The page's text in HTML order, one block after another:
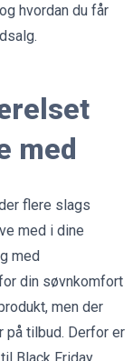
hvordan du får
med
flere slags
med i dine
med
din søvnkomfort
men der
på tilbud. Derfor er